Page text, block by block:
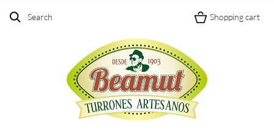
Search Shopping cart